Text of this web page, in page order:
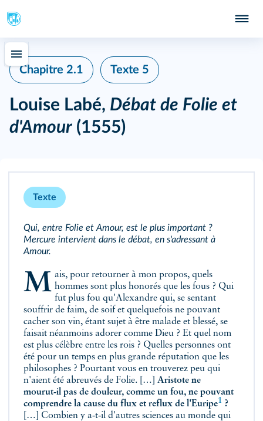
Chapitre 2.1 Texte 5
Louise Labé, Débat de Folie et
d'Amour (1555)
Texte
Qui, entre Folie et Amour, est le plus important ?
Mercure intervient dans le débat, en s'adressant à
Amour.
Mais, pour retourner à mon propos, quels hommes sont plus honorés que les fous ? Qui
fut plus fou qu'Alexandre qui, se sentant
souffrir de faim, de soif et quelquefois ne pouvant
cacher son vin, étant sujet à être malade et blessé, se
faisait néanmoins adorer comme Dieu ? Et quel nom
est plus célèbre entre les rois ? Quelles personnes ont
été pour un temps en plus grande réputation que les
philosophes ? Pourtant vous en trouverez peu qui
n'aient été abreuvés de Folie. […] Aristote ne
mourut‑il pas de douleur, comme un fou, ne pouvant
comprendre la cause du flux et reflux de l'Euripe1 ?
[…] Combien y a‑t‑il d'autres sciences au monde qui